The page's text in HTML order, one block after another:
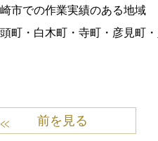
市での作業実績のある地域
町・白木町・寺町・彦見町
前を見る